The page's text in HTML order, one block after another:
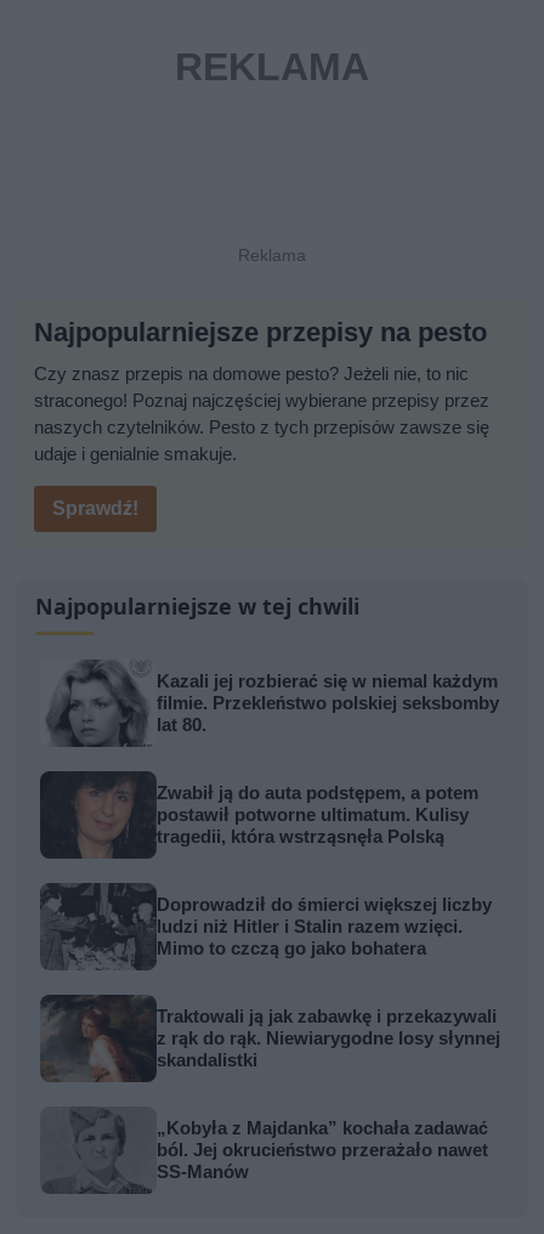
Najpopularniejsze przepisy na pesto
Czy znasz przepis na domowe pesto? Jeżeli nie, to nic
straconego! Poznaj najczęściej wybierane przepisy przez
naszych czytelników. Pesto z tych przepisów zawsze się
udaje i genialnie smakuje.
Sprawdź!
Najpopularniejsze w tej chwili
Kazali jej rozbierać się w niemal każdym
filmie. Przekleństwo polskiej seksbomby
lat 80.
Zwabił ją do auta podstępem, a potem
postawił potworne ultimatum. Kulisy
tragedii, która wstrząsnęła Polską
Doprowadził do śmierci większej liczby
ludzi niż Hitler i Stalin razem wzięci.
Mimo to czczą go jako bohatera
Traktowali ją jak zabawkę i przekazywali
z rąk do rąk. Niewiarygodne losy słynnej
skandalistki
„Kobyła z Majdanka” kochała zadawać
ból. Jej okrucieństwo przerażało nawet
SS-Manów